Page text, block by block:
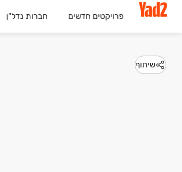
פרויקטים חדשים חברות נדל"ן
שיתוף